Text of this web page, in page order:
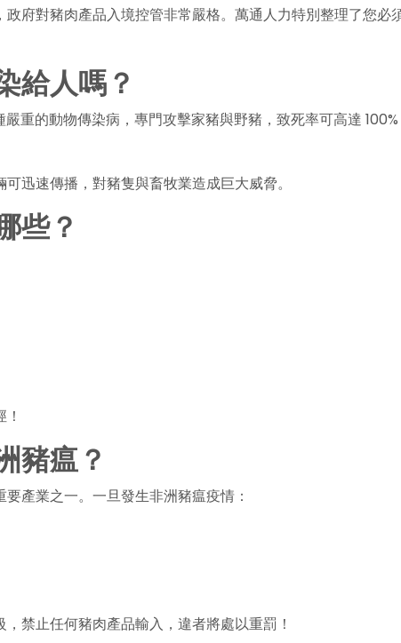
府對豬肉產品入境控管非常嚴格。萬通人力特別整理了您
給人嗎？
重的動物傳染病，專門攻擊家豬與野豬，致死率可高達 100%
迅速傳播，對豬隻與畜牧業造成巨大威脅。
些？
豬瘟？
產業之一。一旦發生非洲豬瘟疫情：
禁止任何豬肉產品輸入，違者將處以重罰！